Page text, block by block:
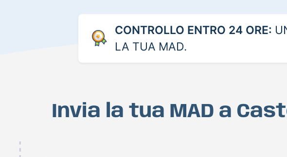
CONTROLLO ENTRO 24 ORE:
LA TUA MAD.
Invia la tua MAD a